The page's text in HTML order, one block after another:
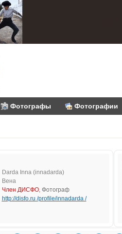
Фотографы Фотографии
Darda Inna (innadarda)
Вена
Член ДИСФО, Фотограф
http://disfo.ru /profile/innadarda /